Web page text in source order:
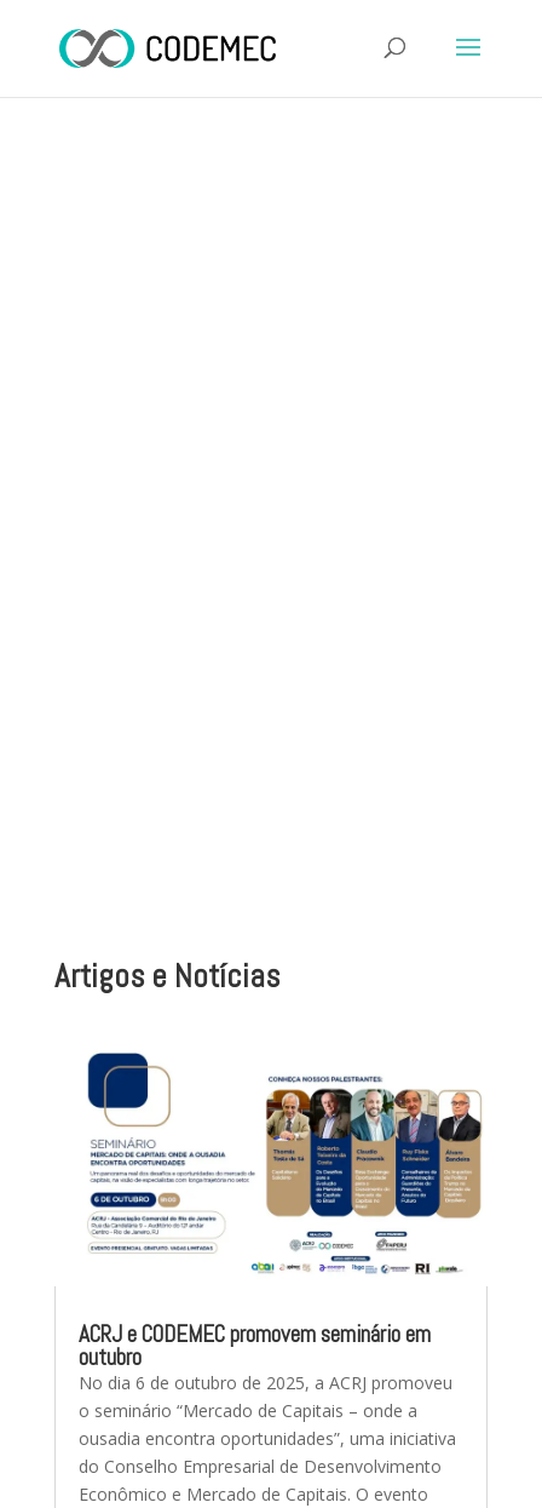
Artigos e Notícias
ACRJ e CODEMEC promovem seminário em
outubro
No dia 6 de outubro de 2025, a ACRJ promoveu
o seminário “Mercado de Capitais – onde a
ousadia encontra oportunidades”, uma iniciativa
do Conselho Empresarial de Desenvolvimento
Econômico e Mercado de Capitais. O evento